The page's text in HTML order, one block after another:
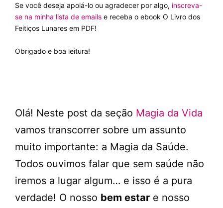
Se você deseja apoiá-lo ou agradecer por algo, inscreva-
se na minha lista de emails e receba o ebook O Livro dos
Feitiços Lunares em PDF!
Obrigado e boa leitura!
Olá! Neste post da seção Magia da Vida
vamos transcorrer sobre um assunto
muito importante: a Magia da Saúde.
Todos ouvimos falar que sem saúde não
iremos a lugar algum… e isso é a pura
verdade! O nosso bem estar e nosso